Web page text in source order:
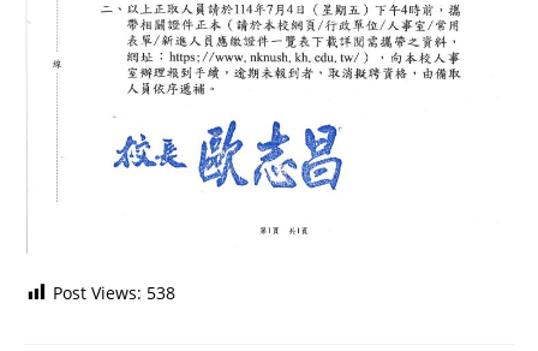
Post Views: 538